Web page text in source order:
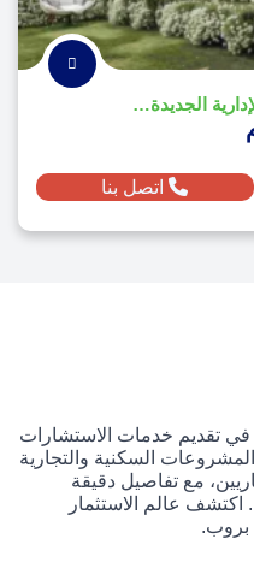
كمبوند ريفر ديستريكت العاصمة الإدارية الجديدة - River District
اتصل بنا
تقديم خدمات الاستشارات
السكنية والتجارية
مع تفاصيل دقيقة
اكتشف عالم الاستثمار
بروب.